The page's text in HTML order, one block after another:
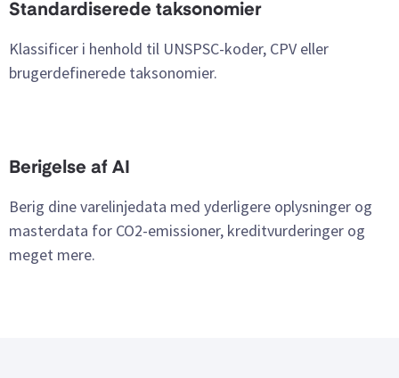
Standardiserede taksonomier
Klassificer i henhold til UNSPSC-koder, CPV eller
brugerdefinerede taksonomier.
Berigelse af AI
Berig dine varelinjedata med yderligere oplysninger og
masterdata for CO2-emissioner, kreditvurderinger og
meget mere.